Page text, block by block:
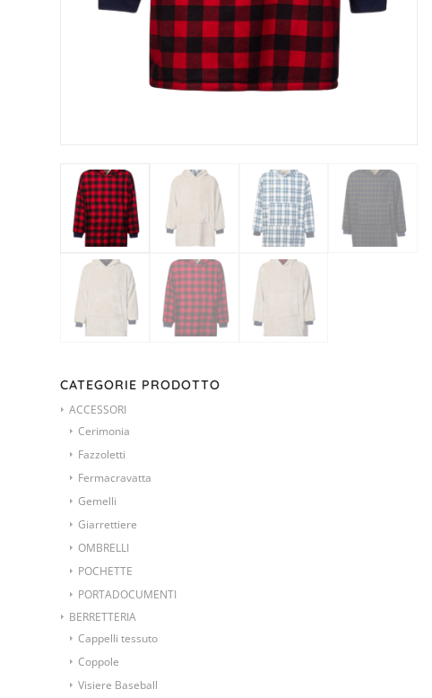
CATEGORIE PRODOTTO
ACCESSORI
Cerimonia
Fazzoletti
Fermacravatta
Gemelli
Giarrettiere
OMBRELLI
POCHETTE
PORTADOCUMENTI
BERRETTERIA
Cappelli tessuto
Coppole
Visiere Baseball